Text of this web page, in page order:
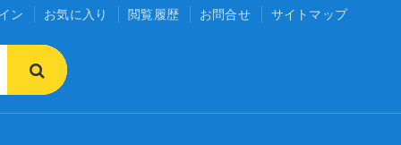
ン お気に入り 閲覧履歴 お問合せ サイトマップ